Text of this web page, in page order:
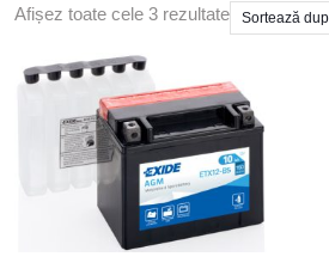
Afișez toate cele 3 rezultate